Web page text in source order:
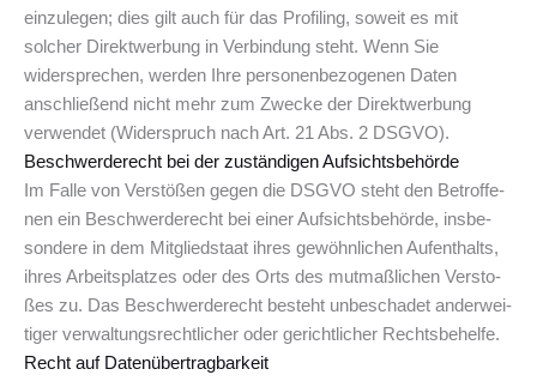
einzulegen; dies gilt auch für das Profiling, soweit es mit
solcher Direktwerbung in Verbindung steht. Wenn Sie
widersprechen, werden Ihre personenbezogenen Daten
anschließend nicht mehr zum Zwecke der Direktwerbung
verwendet (Widerspruch nach Art. 21 Abs. 2 DSGVO).
Beschwer­de­recht bei der zustän­di­gen Aufsichtsbehörde
Im Fal­le von Ver­stö­ßen gegen die DSGVO steht den Betrof­fe­
nen ein Beschwer­de­recht bei einer Auf­sichts­be­hör­de, ins­be­
son­de­re in dem Mit­glied­staat ihres gewöhn­li­chen Auf­ent­halts,
ihres Arbeits­plat­zes oder des Orts des mut­maß­li­chen Ver­sto­
ßes zu. Das Beschwer­de­recht besteht unbe­scha­det ander­wei­
ti­ger ver­wal­tungs­recht­li­cher oder gericht­li­cher Rechtsbehelfe.
Recht auf Datenübertragbarkeit